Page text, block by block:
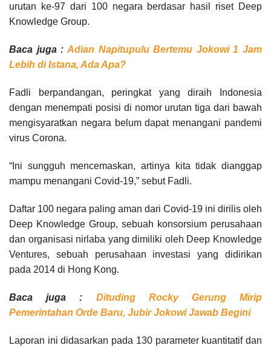
urutan ke-97 dari 100 negara berdasar hasil riset Deep
Knowledge Group.
Baca juga : Adian Napitupulu Bertemu Jokowi 1 Jam
Lebih di Istana, Ada Apa?
Fadli berpandangan, peringkat yang diraih Indonesia
dengan menempati posisi di nomor urutan tiga dari bawah
mengisyaratkan negara belum dapat menangani pandemi
virus Corona.
“Ini sungguh mencemaskan, artinya kita tidak dianggap
mampu menangani Covid-19,” sebut Fadli.
Daftar 100 negara paling aman dari Covid-19 ini dirilis oleh
Deep Knowledge Group, sebuah konsorsium perusahaan
dan organisasi nirlaba yang dimiliki oleh Deep Knowledge
Ventures, sebuah perusahaan investasi yang didirikan
pada 2014 di Hong Kong.
Baca juga : Dituding Rocky Gerung Mirip
Pemerintahan Orde Baru, Jubir Jokowi Jawab Begini
Laporan ini didasarkan pada 130 parameter kuantitatif dan